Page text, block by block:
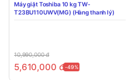
Máy giặt Toshiba 10 kg TW-
T23BU110UWV(MG) (Hàng thanh lý)
10,990,000đ
5,610,000 đ-49%